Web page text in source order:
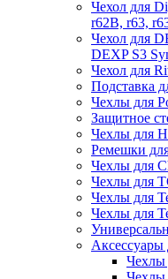
Чехол для
r62B, r63,
Чехол для
DEXP S3
Чехол для
Подставка
Чехлы для
Защитное
Чехлы для
Ремешки
Чехлы для
Чехлы для
Чехлы для
Чехлы для
Аксессуары
Чехлы